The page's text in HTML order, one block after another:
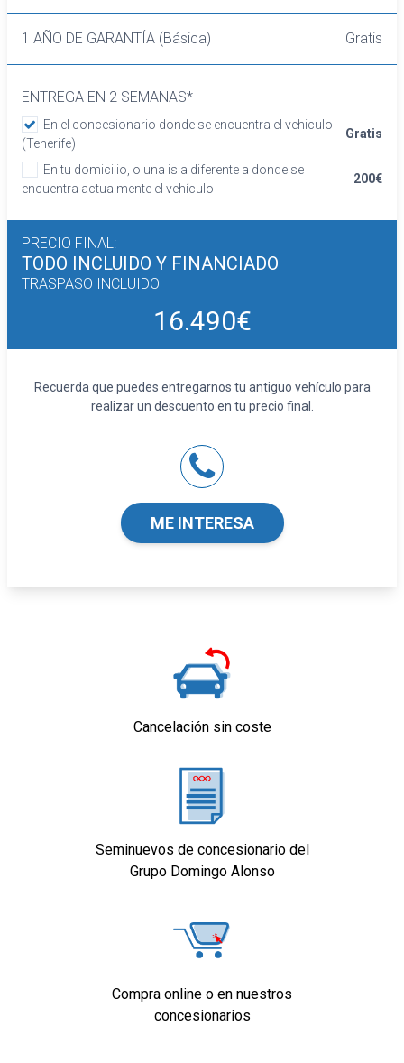
abatible asimétrico
Volante multi-función revestido de cuero
Confort
Elevalunas eléctricos delanteros y traseros
con dos de ellos de un solo toque
Dirección asistida eléctrica con
endurecimiento progresivo s/velocidad y
Aire acondicionado
Equipo de audio con radio FM 0 y radio
reproduce MP3
Control remoto de audio en el volante
Control de crucero con control de crucero
adaptativo
Sensores de aparcamiento delanteros con
radar, sensores de aparcamiento traseros con
Cuatro frenos de disco siendo dos ventilados
ruedas independientes, suspensión trasera
de eje de torsión y mediante muelle helicoidal
con ruedas semi-independientes
Airbag frontal del conductor, airbag frontal del
Airbags laterales delanteros
Reposacabezas en asientos delanteros, tres
reposacabezas en asientos traseros
conductor, acompañante y ajustable en altura
con pretensores
conductor, cinturón de seguridad trasero en
lado acompañante, cinturón de seguridad
Limpiaparabrisas delantero con sensor de
1 AÑO DE GARANTÍA (Básica) Gratis
ENTREGA EN 2 SEMANAS*
En el concesionario donde se encuentra el vehiculo
(Tenerife)
Gratis
En tu domicilio, o una isla diferente a donde se
encuentra actualmente el vehículo
200€
PRECIO FINAL:
TODO INCLUIDO Y FINANCIADO
TRASPASO INCLUIDO
16.490€
Recuerda que puedes entregarnos tu antiguo vehículo para
realizar un descuento en tu precio final.
ME INTERESA
Cancelación sin coste
Seminuevos de concesionario del
Grupo Domingo Alonso
Compra online o en nuestros
concesionarios